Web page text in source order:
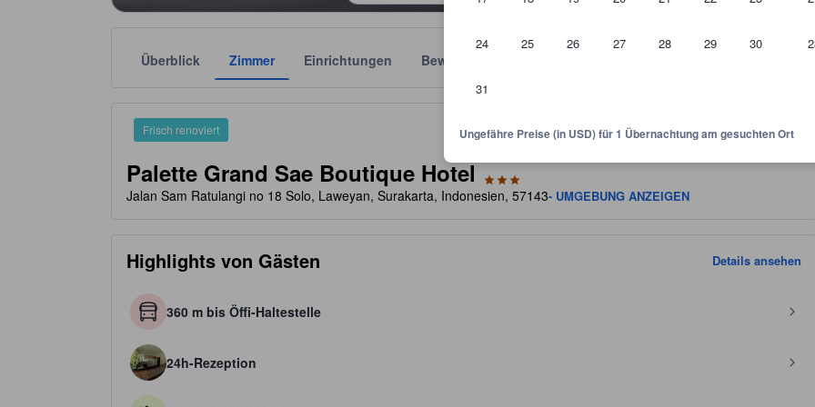
24 25 26 27 28 29 30
31
Ungefähre Preise (in USD) für 1 Übernachtung am gesuchten Ort
Überblick Zimmer Einrichtungen Bewertungen
Frisch renoviert
Palette Grand Sae Boutique Hotel
Jalan Sam Ratulangi no 18 Solo, Laweyan, Surakarta, Indonesien, 57143- UMGEBUNG ANZEIGEN
Highlights von Gästen Details ansehen
360 m bis Öffi-Haltestelle
24h-Rezeption